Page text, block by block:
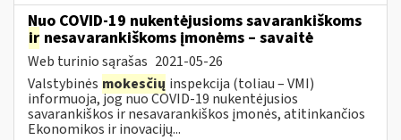
Nuo COVID-19 nukentėjusioms savarankiškoms
ir nesavarankiškoms įmonėms – savaitė
Web turinio sąrašas 2021-05-26
Valstybinės mokesčių inspekcija (toliau – VMI)
informuoja, jog nuo COVID-19 nukentėjusios
savarankiškos ir nesavarankiškos įmonės, atitinkančios
Ekonomikos ir inovacijų...